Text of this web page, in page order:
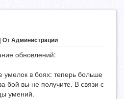
| От Администрации
обновлений:
умелок в боях: теперь больше
бой вы не получите. В связи с
умений.